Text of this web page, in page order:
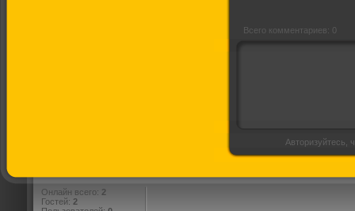
Всего комментариев: 0
Авторизуйтесь,
Онлайн всего: 2
Гостей: 2